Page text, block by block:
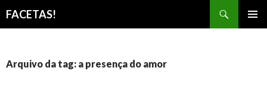
FACETAS!
CONTEÚDO
Arquivo da tag: a presença do amor